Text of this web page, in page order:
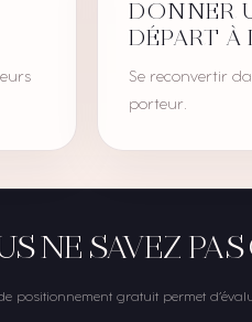
DONNER
DÉPART À
Se reconvertir
porteur.
NE SAVEZ
positionnement gratuit permet